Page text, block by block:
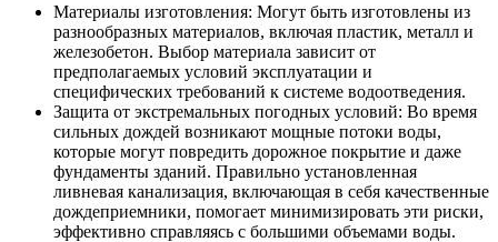
Материалы изготовления: Могут быть изготовлены из
разнообразных материалов, включая пластик, металл и
железобетон. Выбор материала зависит от
предполагаемых условий эксплуатации и
специфических требований к системе водоотведения.
Защита от экстремальных погодных условий: Во время
сильных дождей возникают мощные потоки воды,
которые могут повредить дорожное покрытие и даже
фундаменты зданий. Правильно установленная
ливневая канализация, включающая в себя качественные
дождеприемники, помогает минимизировать эти риски,
эффективно справляясь с большими объемами воды.